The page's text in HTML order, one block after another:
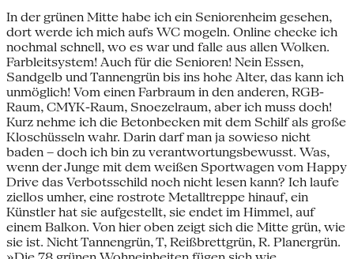
In der grünen Mitte habe ich ein Seniorenheim gesehen,
dort werde ich mich aufs WC mogeln. Online checke ich
nochmal schnell, wo es war und falle aus allen Wolken.
Farbleitsystem! Auch für die Senioren! Nein Essen,
Sandgelb und Tannengrün bis ins hohe Alter, das kann ich
unmöglich! Vom einen Farbraum in den anderen, RGB-
Raum, CMYK-Raum, Snoezelraum, aber ich muss doch!
Kurz nehme ich die Betonbecken mit dem Schilf als große
Kloschüsseln wahr. Darin darf man ja sowieso nicht
baden – doch ich bin zu verantwortungsbewusst. Was,
wenn der Junge mit dem weißen Sportwagen vom Happy
Drive das Verbotsschild noch nicht lesen kann? Ich laufe
ziellos umher, eine rostrote Metalltreppe hinauf, ein
Künstler hat sie aufgestellt, sie endet im Himmel, auf
einem Balkon. Von hier oben zeigt sich die Mitte grün, wie
sie ist. Nicht Tannengrün, T, Reißbrettgrün, R. Planergrün.